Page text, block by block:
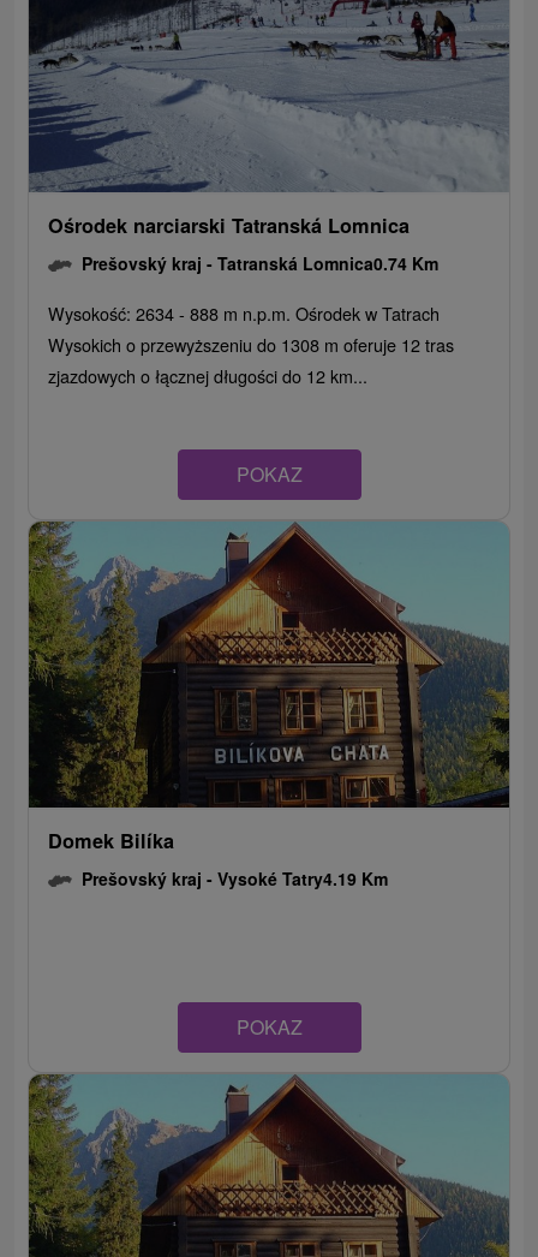
Ośrodek narciarski Tatranská Lomnica
Prešovský kraj -Tatranská Lomnica0.74 Km
Wysokość: 2634 - 888 m n.p.m. Ośrodek w Tatrach
Wysokich o przewyższeniu do 1308 m oferuje 12 tras
zjazdowych o łącznej długości do 12 km...
POKAZ
Domek Bilíka
Prešovský kraj -Vysoké Tatry4.19 Km
POKAZ